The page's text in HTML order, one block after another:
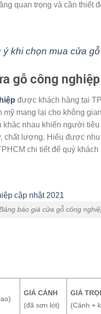
quan trọng và cần thiết
ý khi chọn mua cửa
gỗ công
được khách hàng tại
mang lại cho không
khác nhau khiến người
chất lượng. Hiểu được
chi tiết để quý
báo giá cửa gỗ công
GIÁ CÁNH
(đã sơn lót)
GIÁ
(Cánh +